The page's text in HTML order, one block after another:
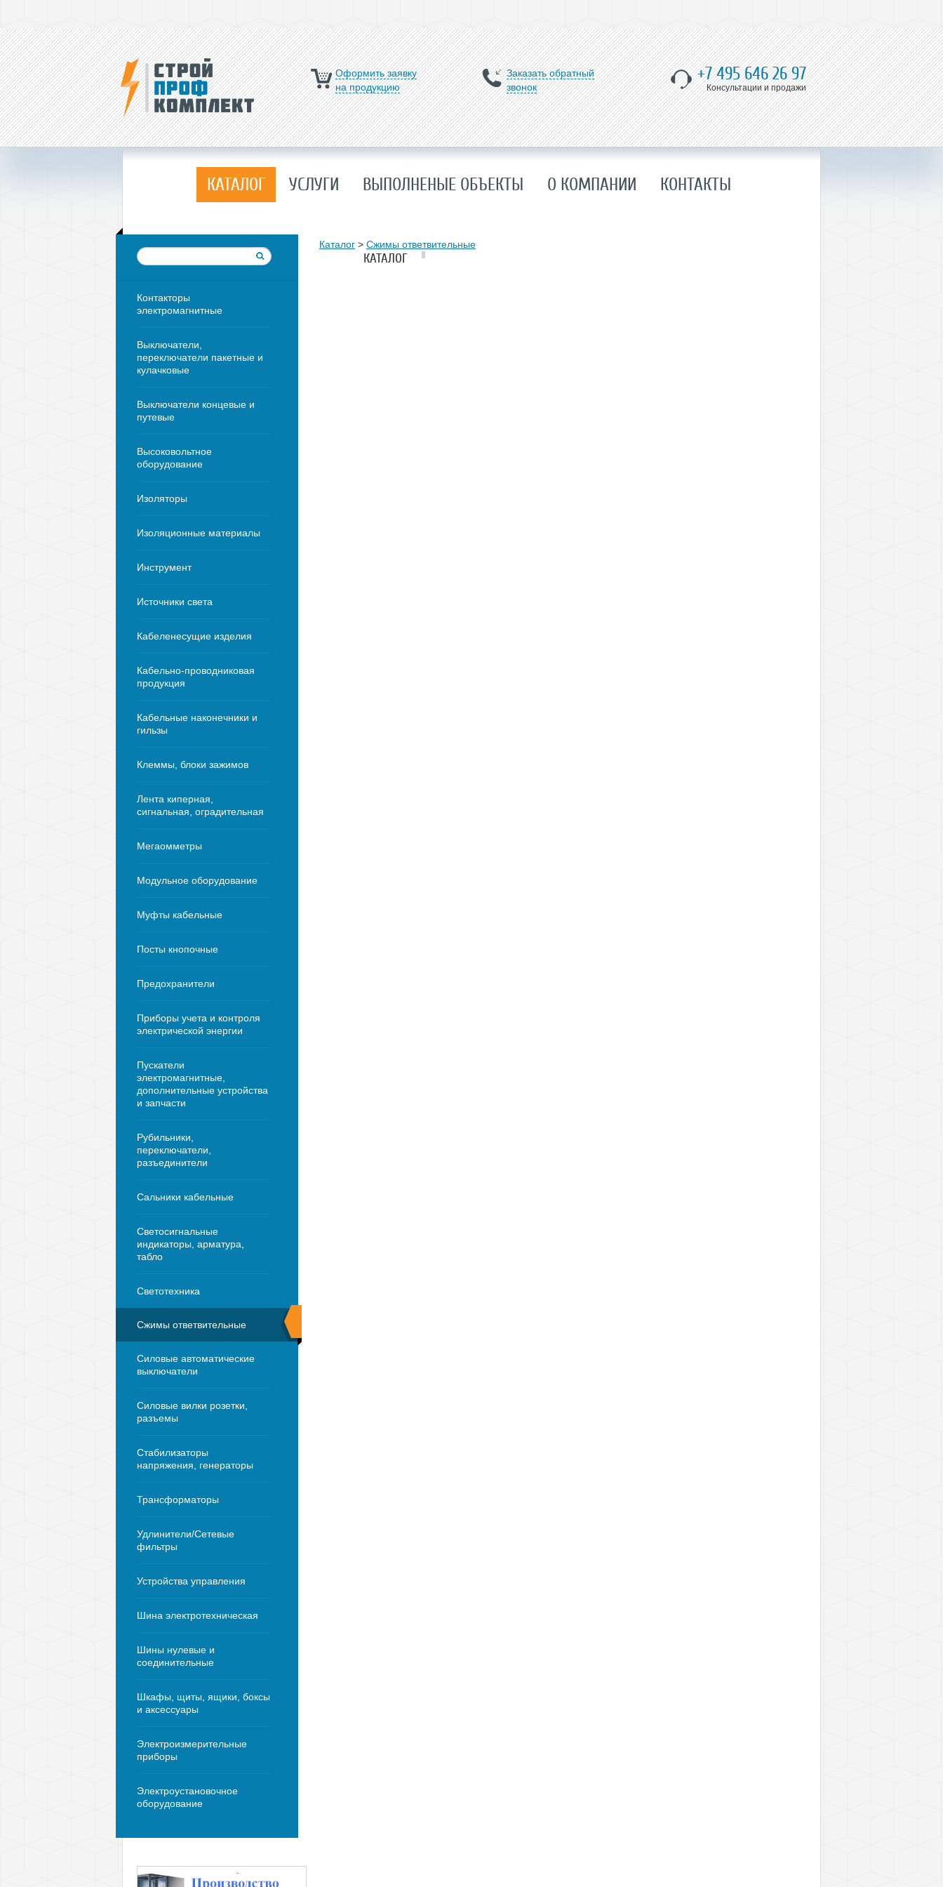
Оформить заявку
на продукцию
Заказать обратный
звонок
+7 495 646 26 97
Консультации и продажи
КАТАЛОГ УСЛУГИ ВЫПОЛНЕНЫЕ ОБЪЕКТЫ О КОМПАНИИ КОНТАКТЫ
Контакторы
электромагнитные
Выключатели,
переключатели пакетные и
кулачковые
Выключатели концевые и
путевые
Высоковольтное
оборудование
Изоляторы
Изоляционные материалы
Инструмент
Источники света
Кабеленесущие изделия
Кабельно-проводниковая
продукция
Кабельные наконечники и
гильзы
Клеммы, блоки зажимов
Лента киперная,
сигнальная, оградительная
Мегаомметры
Модульное оборудование
Муфты кабельные
Посты кнопочные
Предохранители
Приборы учета и контроля
электрической энергии
Пускатели
электромагнитные,
дополнительные устройства
и запчасти
Рубильники,
переключатели,
разъединители
Сальники кабельные
Светосигнальные
индикаторы, арматура,
табло
Светотехника
Сжимы ответвительные
Силовые автоматические
выключатели
Силовые вилки розетки,
разъемы
Стабилизаторы
напряжения, генераторы
Трансформаторы
Удлинители/Сетевые
фильтры
Устройства управления
Шина электротехническая
Шины нулевые и
соединительные
Шкафы, щиты, ящики, боксы
и аксессуары
Электроизмерительные
приборы
Электроустановочное
оборудование
Каталог > Сжимы ответвительные
КАТАЛОГ